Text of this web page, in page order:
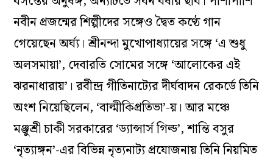
গুরুর সব ব্যাপারই যে ছাত্র অনুসরণ করেছেন, তা নয়।
দেবব্রত তাঁর গানে যেভাবে যন্ত্রের ব্যবহার করেছেন,
অর্ঘ্য কিন্তু সেভাবে করেননি। অর্ঘ্যর রেকর্ডে
যন্ত্রায়োজন অনেক পরিমিত। সুচিত্রা মিত্রর পরিচালনায়